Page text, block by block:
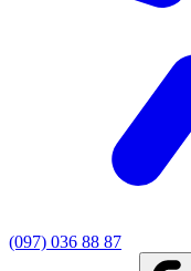
(097) 036 88 87